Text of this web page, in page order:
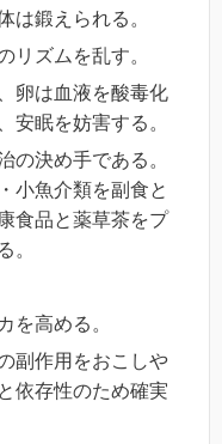
は鍛えられる。
リズムを乱す。
卵は血液を酸毒化
安眠を妨害する。
の決め手である。
小魚介類を副食と
食品と薬草茶をプ
。
を高める。
副作用をおこしや
依存性のため確実